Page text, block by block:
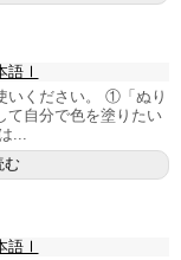
語Ⅰ
いください。 ①「ぬり
て自分で色を塗りたい
...
む
語Ⅰ